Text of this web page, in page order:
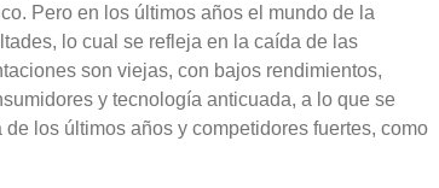
Pero en los últimos años el mundo de la
lo cual se refleja en la caída de las
son viejas, con bajos rendimientos,
y tecnología anticuada, a lo que se
los últimos años y competidores fuertes, como